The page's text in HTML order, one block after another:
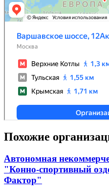
Похожие
Автономная
"Конно-спортивный
Фактор"